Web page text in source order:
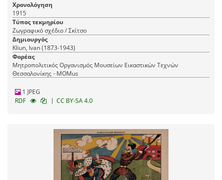
Χρονολόγηση
1915
Τύπος τεκμηρίου
Ζωγραφικό σχέδιο / Σκίτσο
Δημιουργός
Kliun, Ivan (1873-1943)
Φορέας
Μητροπολιτικός Οργανισμός Μουσείων Εικαστικών Τεχνών
Θεσσαλονίκης - MOMus
1 JPEG
RDF
| CC BY-SA 4.0